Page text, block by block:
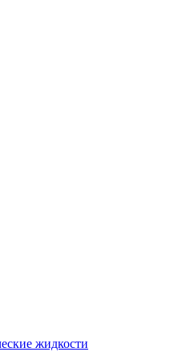
жидкости